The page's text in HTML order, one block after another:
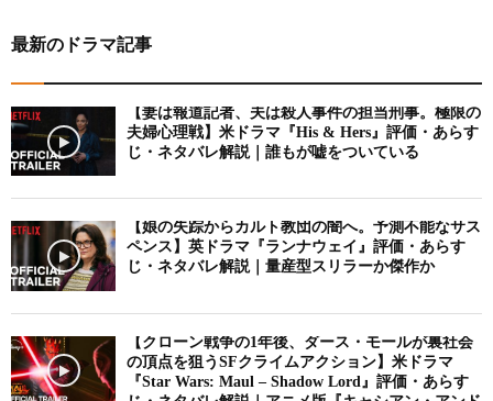
最新のドラマ記事
【妻は報道記者、夫は殺人事件の担当刑事。極限の
夫婦心理戦】米ドラマ『His & Hers』評価・あらす
じ・ネタバレ解説｜誰もが嘘をついている
【娘の失踪からカルト教団の闇へ。予測不能なサス
ペンス】英ドラマ『ランナウェイ』評価・あらす
じ・ネタバレ解説｜量産型スリラーか傑作か
【クローン戦争の1年後、ダース・モールが裏社会
の頂点を狙うSFクライムアクション】米ドラマ
『Star Wars: Maul – Shadow Lord』評価・あらす